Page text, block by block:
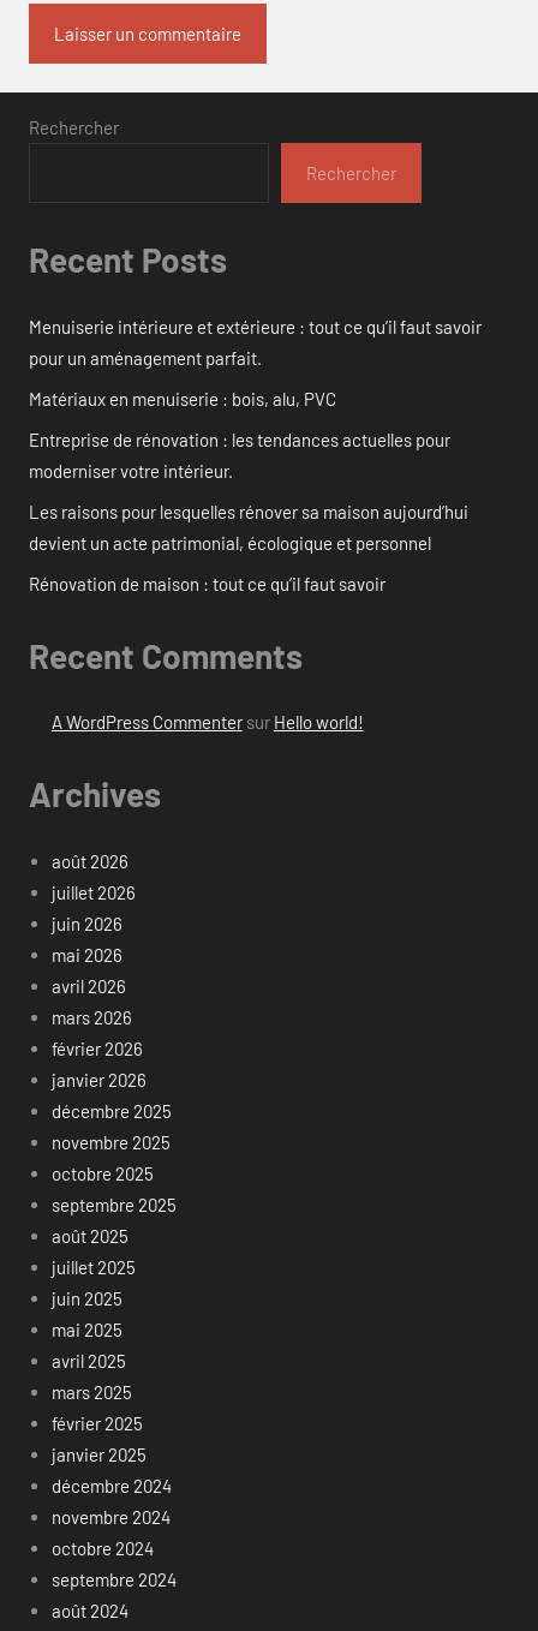
Rechercher
Rechercher
Recent Posts
Menuiserie intérieure et extérieure : tout ce qu’il faut savoir
pour un aménagement parfait.
Matériaux en menuiserie : bois, alu, PVC
Entreprise de rénovation : les tendances actuelles pour
moderniser votre intérieur.
Les raisons pour lesquelles rénover sa maison aujourd’hui
devient un acte patrimonial, écologique et personnel
Rénovation de maison : tout ce qu’il faut savoir
Recent Comments
A WordPress Commentersur Hello world!
Archives
août 2026
juillet 2026
juin 2026
mai 2026
avril 2026
mars 2026
février 2026
janvier 2026
décembre 2025
novembre 2025
octobre 2025
septembre 2025
août 2025
juillet 2025
juin 2025
mai 2025
avril 2025
mars 2025
février 2025
janvier 2025
décembre 2024
novembre 2024
octobre 2024
septembre 2024
août 2024